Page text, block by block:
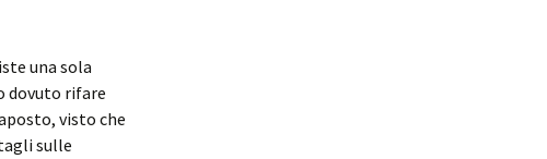
una sola
dovuto rifare
visto che
sulle